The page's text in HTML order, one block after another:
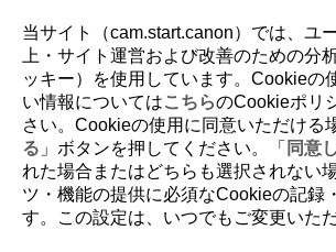
D292-098
動画サーボAF
動画サーボAF時のAF速度
撮影時に被写体に対して常にピントを合わせ続け
当サイト（cam.start.canon）では、ユ
上・サイト運営および改善のための分
ッキー）を使用しています。Cookieの
い情報についてはこちらのCookieポリ
さい。Cookieの使用に同意いただける
る 」ボタンを押してください。「 同意
れた場合またはどちらも選択されない
ツ・機能の提供に必須なCookieの記録
す。この設定は、いつでもご変更いた